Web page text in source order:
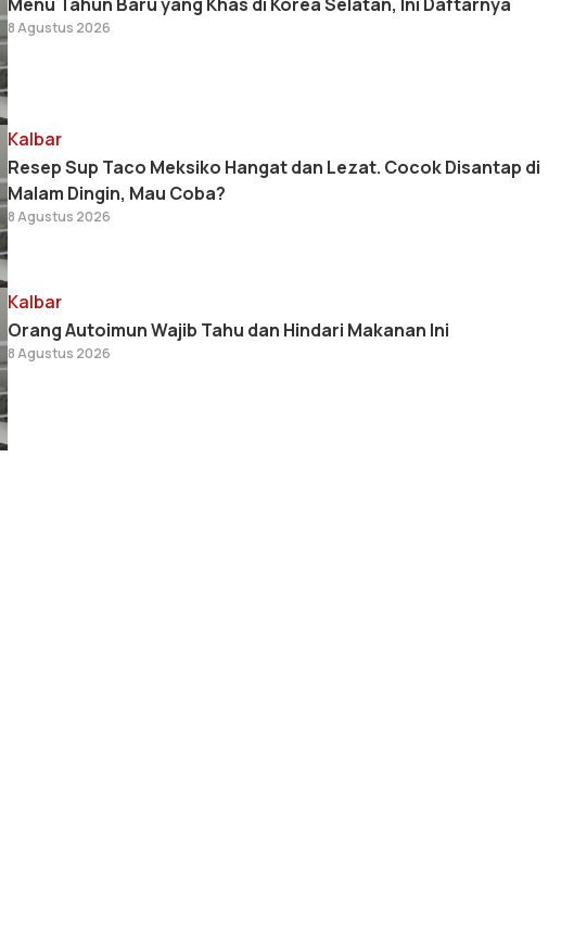
8 Agustus 2026
Kalbar
Resep Sup Taco Meksiko Hangat dan Lezat. Cocok Disantap di
Malam Dingin, Mau Coba?
8 Agustus 2026
Kalbar
Orang Autoimun Wajib Tahu dan Hindari Makanan Ini
8 Agustus 2026